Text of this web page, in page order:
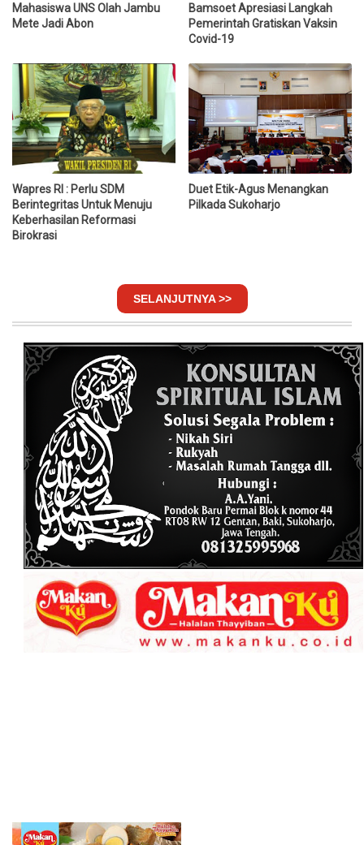
Mahasiswa UNS Olah Jambu
Mete Jadi Abon
Bamsoet Apresiasi Langkah
Pemerintah Gratiskan Vaksin
Covid-19
Wapres RI : Perlu SDM
Berintegritas Untuk Menuju
Keberhasilan Reformasi
Birokrasi
Duet Etik-Agus Menangkan
Pilkada Sukoharjo
SELANJUTNYA >>